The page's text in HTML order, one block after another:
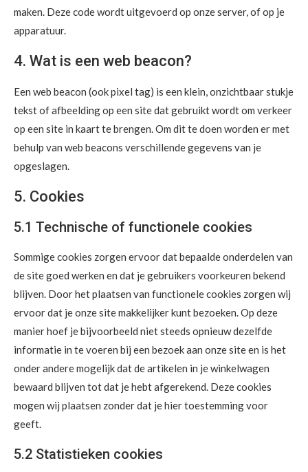
maken. Deze code wordt uitgevoerd op onze server, of op je
apparatuur.
4. Wat is een web beacon?
Een web beacon (ook pixel tag) is een klein, onzichtbaar stukje
tekst of afbeelding op een site dat gebruikt wordt om verkeer
op een site in kaart te brengen. Om dit te doen worden er met
behulp van web beacons verschillende gegevens van je
opgeslagen.
5. Cookies
5.1 Technische of functionele cookies
Sommige cookies zorgen ervoor dat bepaalde onderdelen van
de site goed werken en dat je gebruikers voorkeuren bekend
blijven. Door het plaatsen van functionele cookies zorgen wij
ervoor dat je onze site makkelijker kunt bezoeken. Op deze
manier hoef je bijvoorbeeld niet steeds opnieuw dezelfde
informatie in te voeren bij een bezoek aan onze site en is het
onder andere mogelijk dat de artikelen in je winkelwagen
bewaard blijven tot dat je hebt afgerekend. Deze cookies
mogen wij plaatsen zonder dat je hier toestemming voor
geeft.
5.2 Statistieken cookies